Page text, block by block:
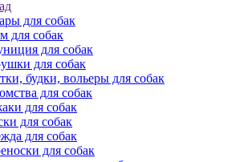
для собак
для собак
для собак
для собак
будки, вольеры для собак
для собак
для собак
для собак
для собак
для собак